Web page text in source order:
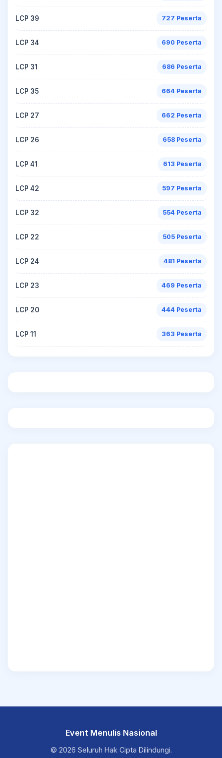
LCP 39 727 Peserta
LCP 34 690 Peserta
LCP 31 686 Peserta
LCP 35 664 Peserta
LCP 27 662 Peserta
LCP 26 658 Peserta
LCP 41 613 Peserta
LCP 42 597 Peserta
LCP 32 554 Peserta
LCP 22 505 Peserta
LCP 24 481 Peserta
LCP 23 469 Peserta
LCP 20 444 Peserta
LCP 11 363 Peserta
Event Menulis Nasional
© 2026 Seluruh Hak Cipta Dilindungi.